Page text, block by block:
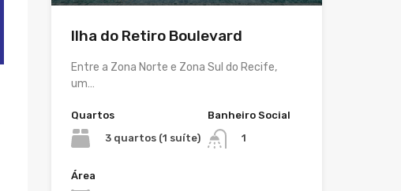
Ilha do Retiro Boulevard
Entre a Zona Norte e Zona Sul do Recife,
um…
Quartos
3 quartos (1 suíte)
Banheiro Social
1
Área